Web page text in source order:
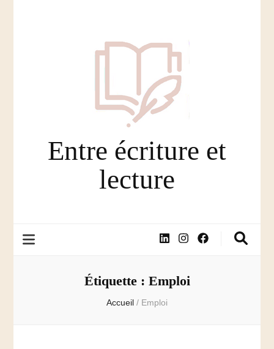
Entre écriture et
lecture
Étiquette : Emploi
Accueil / Emploi